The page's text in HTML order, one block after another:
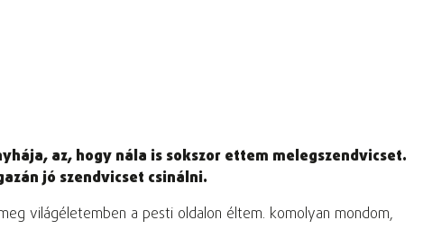
az, hogy nála is sokszor ettem melegszendvicset.
jó szendvicset csinálni.
világéletemben a pesti oldalon éltem. komolyan mondom,